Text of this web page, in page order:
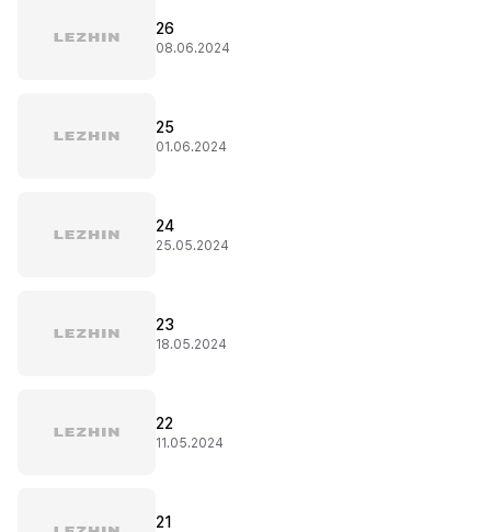
26
08.06.2024
25
01.06.2024
24
25.05.2024
23
18.05.2024
22
11.05.2024
21